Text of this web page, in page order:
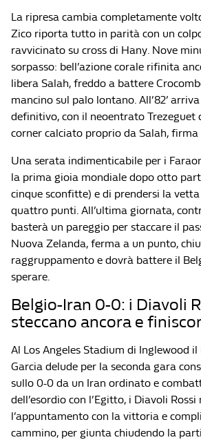
La ripresa cambia completamente
Zico riporta tutto in parità con un
ravvicinato su cross di Hany. Nove
sorpasso: bell’azione corale rifinita
libera Salah, freddo a battere
mancino sul palo lontano. All’82’
definitivo, con il neoentrato Trezeguet
corner calciato proprio da Salah, firma
Una serata indimenticabile per i
la prima gioia mondiale dopo otto
cinque sconfitte) e di prendersi la
quattro punti. All’ultima giornata,
basterà un pareggio per staccare il
Nuova Zelanda, ferma a un punto,
raggruppamento e dovrà battere il
sperare.
Belgio-Iran 0-0: i Diavoli
steccano ancora e
Al Los Angeles Stadium di Inglewood il
Garcia delude per la seconda gara
sullo 0-0 da un Iran ordinato e
dell’esordio con l’Egitto, i Diavoli
l’appuntamento con la vittoria e
cammino, per giunta chiudendo la